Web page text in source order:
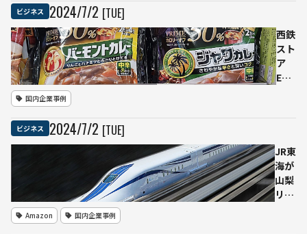
味の
谷越
えら
れな
かっ
に活
用
進和
建設
者の
想い
やノ
ウハ
ビジネス 2024/7/2 [TUE]
西鉄
スト
ア
EC
購買
デー
タを
活用
国内企業事例
ビジネス 2024/7/2 [TUE]
JR東
海が
山梨
リニ
Amazon 国内企業事例